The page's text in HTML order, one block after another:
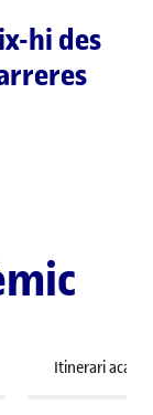
hi des
Itinerari